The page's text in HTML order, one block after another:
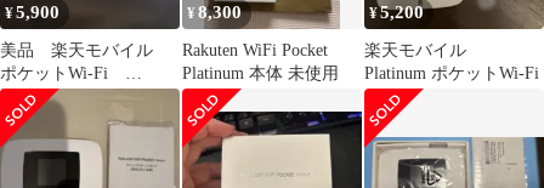
¥5,900
美品 楽天モバイル
ポケットWi-Fi
Platinum ホワイト
¥8,300
Rakuten WiFi Pocket
Platinum 本体 未使用
¥5,200
楽天モバイル
Platinum ポケットWi-Fi